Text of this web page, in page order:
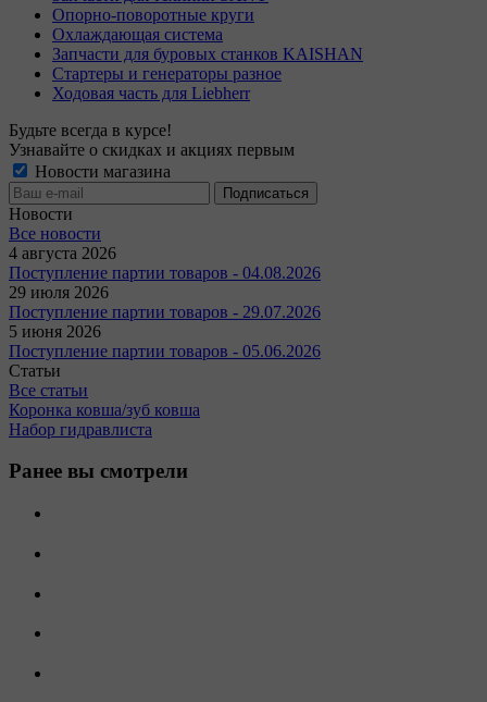
Опорно-поворотные круги
Охлаждающая система
Запчасти для буровых станков KAISHAN
Стартеры и генераторы разное
Ходовая часть для Liebherr
Будьте всегда в курсе!
Узнавайте о скидках и акциях первым
Новости магазина
Новости
Все новости
4 августа 2026
Поступление партии товаров - 04.08.2026
29 июля 2026
Поступление партии товаров - 29.07.2026
5 июня 2026
Поступление партии товаров - 05.06.2026
Статьи
Все статьи
Коронка ковша/зуб ковша
Набор гидравлиста
Ранее вы смотрели